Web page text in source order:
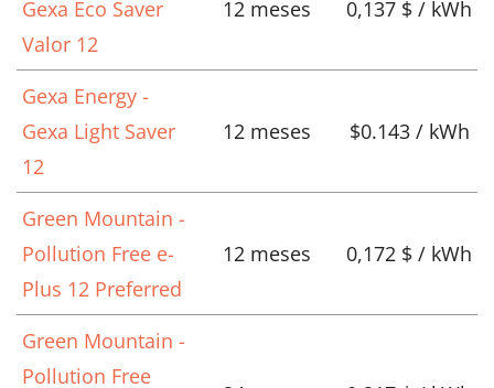
Gexa Eco Saver
Valor 12
12 meses 0,137 $ / kWh
Gexa Energy -
Gexa Light Saver
12
12 meses $0.143 / kWh
Green Mountain -
Pollution Free e-
Plus 12 Preferred
12 meses 0,172 $ / kWh
Green Mountain -
Pollution Free